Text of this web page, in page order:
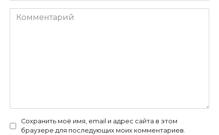
Комментарий
Сохранить моё имя, email и адрес сайта в этом
браузере для последующих моих комментариев.